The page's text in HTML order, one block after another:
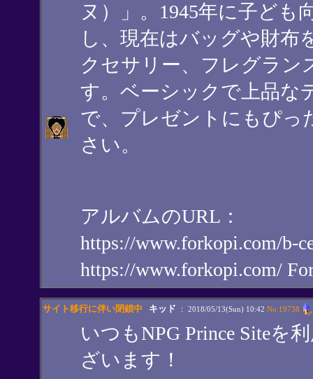
ヌ）」。1945年に子ども
し、現在はバッグや財布
クセサリー、フレグラン
す。ベーシックで上品な
で、プレゼントにもぴっ
さい。
アルバムのURL：
https://www.forkopi.com/b-
https://www.forkopi.com/
サイト移行に伴い閉鎖中 キッド ： 2018/05/13(Sun) 10:42 No.19738
いつもNPG Prince Siteを
ざいます！